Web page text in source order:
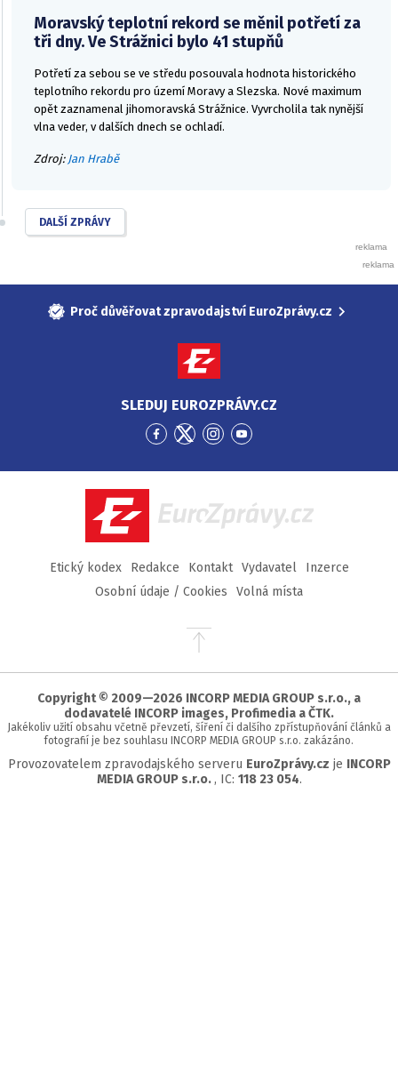
Moravský teplotní rekord se měnil potřetí za
tři dny. Ve Strážnici bylo 41 stupňů
Potřetí za sebou se ve středu posouvala hodnota historického
teplotního rekordu pro území Moravy a Slezska. Nové maximum
opět zaznamenal jihomoravská Strážnice. Vyvrcholila tak nynější
vlna veder, v dalších dnech se ochladí.
Zdroj: Jan Hrabě
DALŠÍ ZPRÁVY
Proč důvěřovat zpravodajství EuroZprávy.cz
SLEDUJ EUROZPRÁVY.CZ
Přejít
Facebook
Přejít
Twitter
Přejít
Instagram
Přejít
YouTube
EuroZprávy.cz
Etický kodex Redakce Kontakt Vydavatel
Inzerce
Osobní údaje / Cookies
Volná místa
Přejít
stránky
Copyright © 2009—2026 INCORP MEDIA GROUP s.r.o., a
dodavatelé INCORP images, Profimedia a ČTK.
Jakékoliv užití obsahu včetně převzetí, šíření či dalšího zpřístupňování článků a
fotografií je bez souhlasu INCORP MEDIA GROUP s.r.o. zakázáno.
Provozovatelem zpravodajského serveru EuroZprávy.cz je INCORP
MEDIA GROUP s.r.o. , IC: 118 23 054.